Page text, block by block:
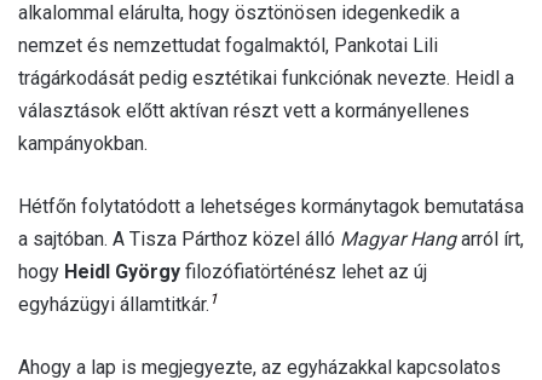
alkalommal elárulta, hogy ösztönösen idegenkedik a
nemzet és nemzettudat fogalmaktól, Pankotai Lili
trágárkodását pedig esztétikai funkciónak nevezte. Heidl a
választások előtt aktívan részt vett a kormányellenes
kampányokban.
Hétfőn folytatódott a lehetséges kormánytagok bemutatása
a sajtóban. A Tisza Párthoz közel álló Magyar Hangarról írt,
hogy Heidl György filozófiatörténész lehet az új
egyházügyi államtitkár. 1
Ahogy a lap is megjegyezte, az egyházakkal kapcsolatos